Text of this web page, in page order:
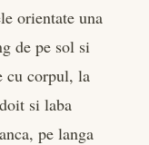
orientate una
de pe sol si
cu corpul, la
si laba
pe langa